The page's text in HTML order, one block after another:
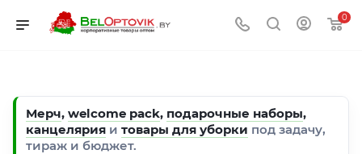
0
Мерч, welcome pack, подарочные наборы,
канцелярия и товары для уборки под задачу,
тираж и бюджет.